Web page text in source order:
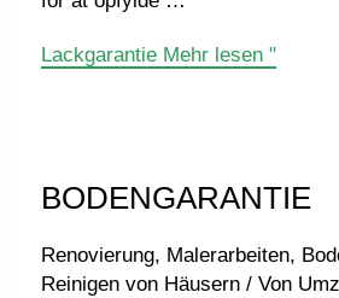
Lackgarantie Mehr lesen "
BODENGARANTIE
Renovierung, Malerarbeiten,
Reinigen von Häusern / Von